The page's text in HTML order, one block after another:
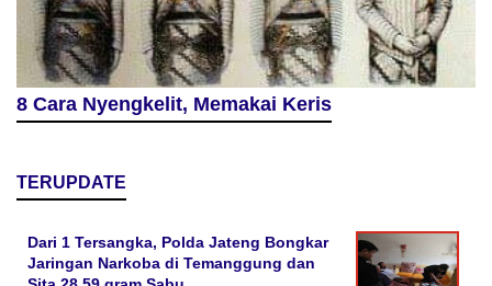
8 Cara Nyengkelit, Memakai Keris
TERUPDATE
Dari 1 Tersangka, Polda Jateng Bongkar
Jaringan Narkoba di Temanggung dan